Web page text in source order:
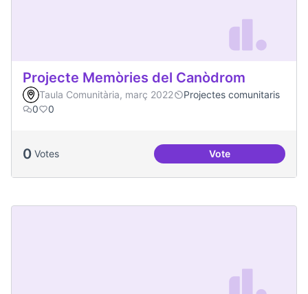
Projecte Memòries del Canòdrom
Taula Comunitària, març 2022
Projectes comunitaris
0
0
0 Votes VoteProjecte